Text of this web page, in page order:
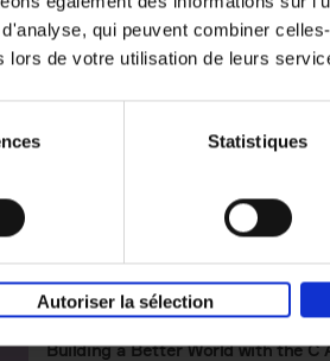
qui peuvent combiner
de votre utilisation de leurs
Statistiques
Autoriser la sélection
Building Bonds =
Does Your Brand Care?
Building a Better World with the C